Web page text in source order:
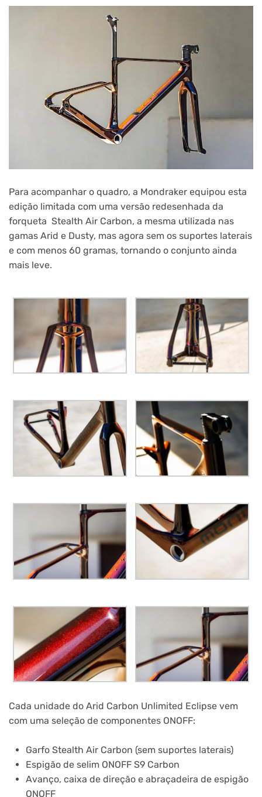
Para acompanhar o quadro, a Mondraker equipou esta
edição limitada com uma versão redesenhada da
forqueta Stealth Air Carbon, a mesma utilizada nas
gamas Arid e Dusty, mas agora sem os suportes laterais
e com menos 60 gramas, tornando o conjunto ainda
mais leve.
Cada unidade do Arid Carbon Unlimited Eclipse vem
com uma seleção de componentes ONOFF:
Garfo Stealth Air Carbon (sem suportes laterais)
Espigão de selim ONOFF S9 Carbon
Avanço, caixa de direção e abraçadeira de espigão
ONOFF